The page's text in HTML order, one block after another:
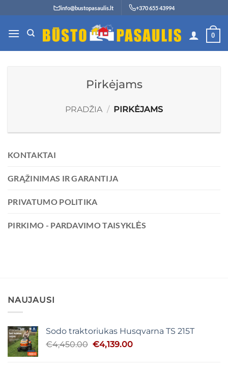
to
content
info@bustopasaulis.lt +370 655 43994
0
Pirkėjams
PRADŽIA / PIRKĖJAMS
KONTAKTAI
GRĄŽINIMAS IR GARANTIJA
PRIVATUMO POLITIKA
PIRKIMO - PARDAVIMO TAISYKLĖS
NAUJAUSI
Sodo traktoriukas Husqvarna TS 215T
€4,450.00 Original
€4,139.00Current